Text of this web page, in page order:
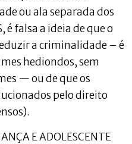
ou ala separada dos
é falsa a ideia de que o
a criminalidade – é
hediondos, sem
— ou de que os
pelo direito
E ADOLESCENTE